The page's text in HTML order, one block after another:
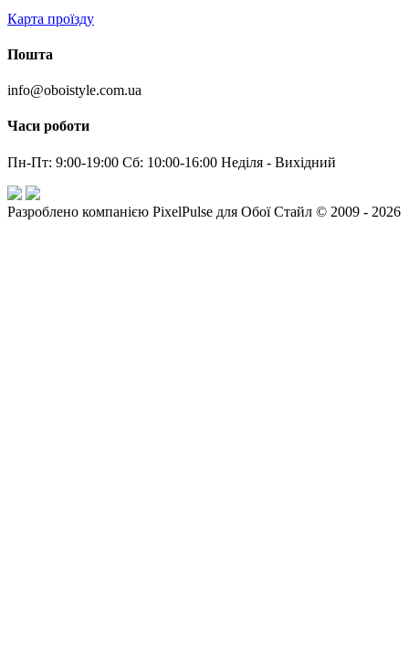
Карта проїзду
Пошта
info@oboistyle.com.ua
Часи роботи
Пн-Пт: 9:00-19:00 Сб: 10:00-16:00 Неділя - Вихідний
Разроблено компанією PixelPulse для Обої Стайл © 2009 - 2026